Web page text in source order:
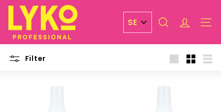
Skip
content
L
y
k
o
P
SEARCH SITE
Filter